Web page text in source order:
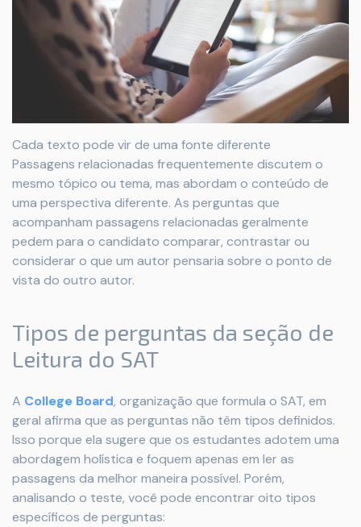
Cada texto pode vir de uma fonte diferente
Passagens relacionadas frequentemente discutem o
mesmo tópico ou tema, mas abordam o conteúdo de
uma perspectiva diferente. As perguntas que
acompanham passagens relacionadas geralmente
pedem para o candidato comparar, contrastar ou
considerar o que um autor pensaria sobre o ponto de
vista do outro autor.
Tipos de perguntas da seção de
Leitura do SAT
A College Board, organização que formula o SAT, em
geral afirma que as perguntas não têm tipos definidos.
Isso porque ela sugere que os estudantes adotem uma
abordagem holística e foquem apenas em ler as
passagens da melhor maneira possível. Porém,
analisando o teste, você pode encontrar oito tipos
específicos de perguntas: